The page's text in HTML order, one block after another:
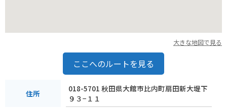
大きな地図で見る
ここへのルートを見る
住所
018-5701 秋田県大館市比内町扇田新大堤下
９３−１１